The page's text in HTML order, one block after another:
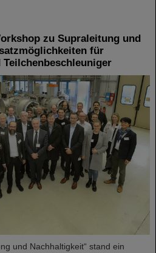
zu Supraleitung und
für
und Nachhaltigkeit“ stand ein